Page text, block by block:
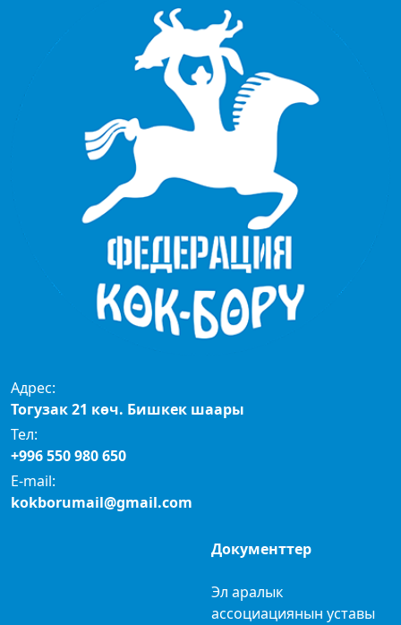
Адрес:
Тогузак 21 көч. Бишкек шаары
Тел:
+996 550 980 650
E-mail:
kokborumail@gmail.com
Документтер
Эл аралык
ассоциациянын уставы